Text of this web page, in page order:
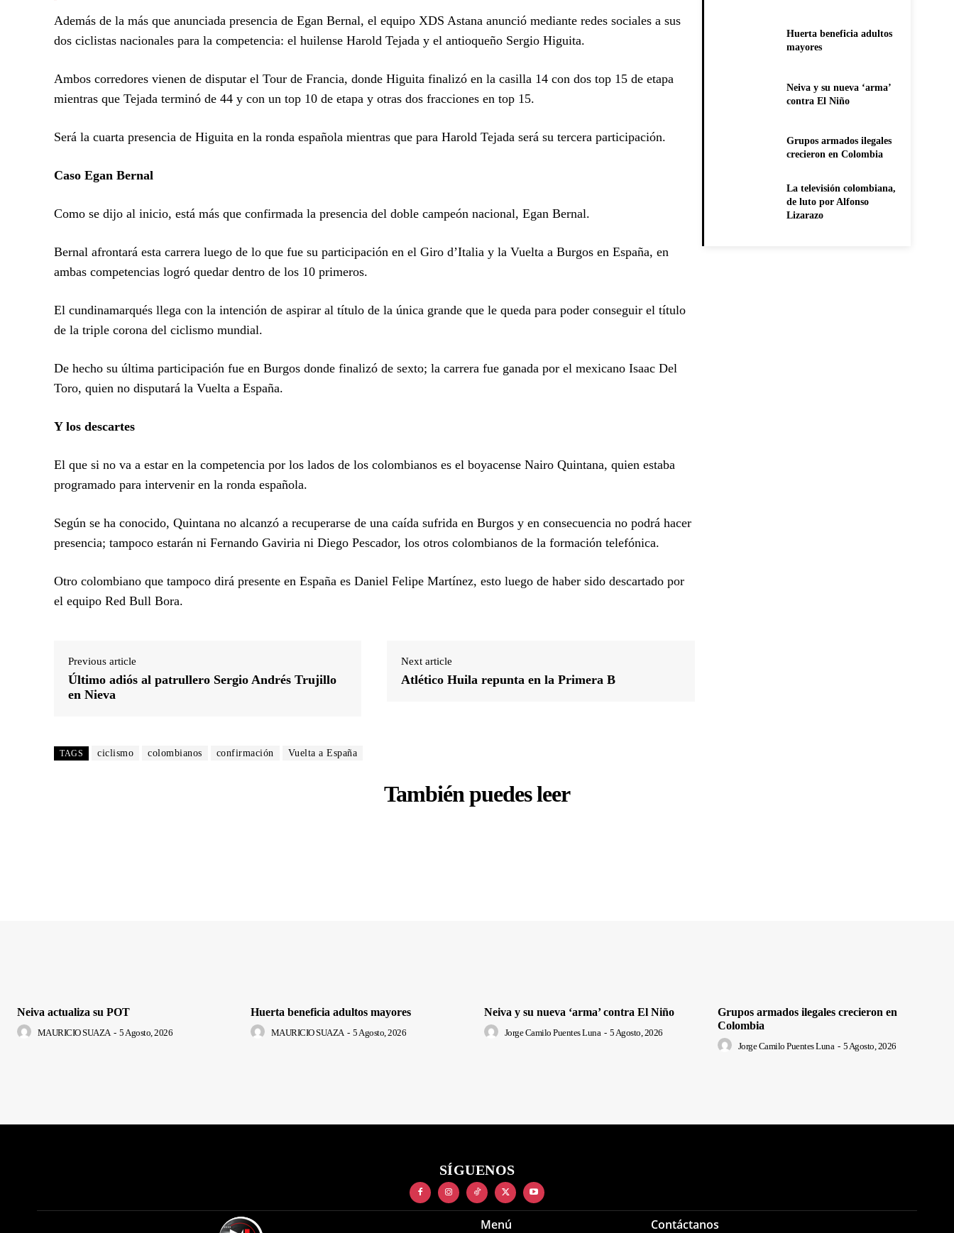
Además de la más que anunciada presencia de Egan Bernal, el equipo XDS Astana anunció mediante redes sociales a sus
dos ciclistas nacionales para la competencia: el huilense Harold Tejada y el antioqueño Sergio Higuita.
Ambos corredores vienen de disputar el Tour de Francia, donde Higuita finalizó en la casilla 14 con dos top 15 de etapa
mientras que Tejada terminó de 44 y con un top 10 de etapa y otras dos fracciones en top 15.
Será la cuarta presencia de Higuita en la ronda española mientras que para Harold Tejada será su tercera participación.
Caso Egan Bernal
Como se dijo al inicio, está más que confirmada la presencia del doble campeón nacional, Egan Bernal.
Bernal afrontará esta carrera luego de lo que fue su participación en el Giro d’Italia y la Vuelta a Burgos en España, en
ambas competencias logró quedar dentro de los 10 primeros.
El cundinamarqués llega con la intención de aspirar al título de la única grande que le queda para poder conseguir el título
de la triple corona del ciclismo mundial.
De hecho su última participación fue en Burgos donde finalizó de sexto; la carrera fue ganada por el mexicano Isaac Del
Toro, quien no disputará la Vuelta a España.
Y los descartes
El que si no va a estar en la competencia por los lados de los colombianos es el boyacense Nairo Quintana, quien estaba
programado para intervenir en la ronda española.
Según se ha conocido, Quintana no alcanzó a recuperarse de una caída sufrida en Burgos y en consecuencia no podrá hacer
presencia; tampoco estarán ni Fernando Gaviria ni Diego Pescador, los otros colombianos de la formación telefónica.
Otro colombiano que tampoco dirá presente en España es Daniel Felipe Martínez, esto luego de haber sido descartado por
el equipo Red Bull Bora.
Previous article
Último adiós al patrullero Sergio Andrés Trujillo
en Nieva
Next article
Atlético Huila repunta en la Primera B
TAGS ciclismo colombianos confirmación Vuelta a España
Huerta beneficia adultos
mayores
Neiva y su nueva ‘arma’
contra El Niño
Grupos armados ilegales
crecieron en Colombia
La televisión colombiana,
de luto por Alfonso
Lizarazo
También puedes leer
Neiva actualiza su POT
MAURICIO SUAZA - 5 Agosto, 2026
Huerta beneficia adultos mayores
MAURICIO SUAZA - 5 Agosto, 2026
Neiva y su nueva ‘arma’ contra El Niño
Jorge Camilo Puentes Luna - 5 Agosto, 2026
Grupos armados ilegales crecieron en
Colombia
Jorge Camilo Puentes Luna - 5 Agosto, 2026
SÍGUENOS
Menú Contáctanos